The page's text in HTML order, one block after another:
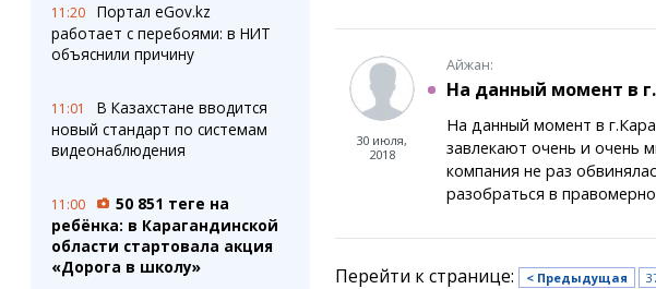
11:20
Портал eGov.kz
работает с перебоями: в НИТ
объяснили причину
11:01
В Казахстане вводится
новый стандарт по системам
видеонаблюдения
11:00
50 851 теңге на
ребёнка: в Карагандинской
области стартовала акция
«Дорога в школу»
30 июля,
2018
Айжан:
На данный момент в
На данный момент в
завлекают очень и очень
компания не раз
разобраться в
Перейти к странице: < Предыдущая